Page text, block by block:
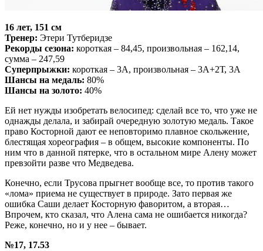
16 лет, 151 см
Тренер: Этери Тутберидзе
Рекорды сезона: короткая – 84,45, произвольная – 162,14,
сумма – 247,59
Суперпрыжки: короткая – 3А, произвольная – 3А+2Т, 3А
Шансы на медаль: 80%
Шансы на золото: 40%
Ей нет нужды изобретать велосипед: сделай все то, что уже не
однажды делала, и забирай очередную золотую медаль. Такое
право Косторной дают ее неповторимо плавное скольжение,
блестящая хореография – в общем, высокие компоненты. По
ним что в данной пятерке, что в остальном мире Алену может
превзойти разве что Медведева.
Конечно, если Трусова прыгнет вообще все, то против такого
«лома» приема не существует в природе. Зато первая же
ошибка Саши делает Косторную фаворитом, а вторая…
Впрочем, кто сказал, что Алена сама не ошибается никогда?
Реже, конечно, но и у нее – бывает.
№17, 17.53